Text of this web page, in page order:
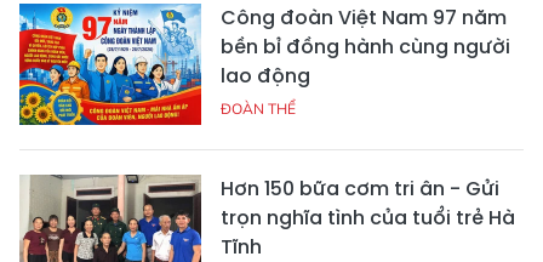
Công đoàn Việt Nam 97 năm
bền bỉ đồng hành cùng người
lao động
ĐOÀN THỂ
Hơn 150 bữa cơm tri ân - Gửi
trọn nghĩa tình của tuổi trẻ Hà
Tĩnh